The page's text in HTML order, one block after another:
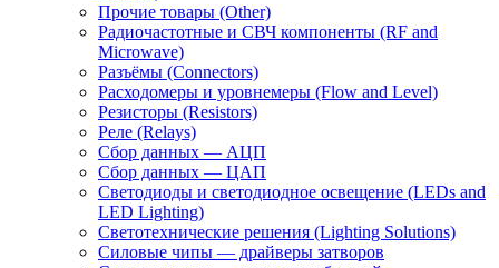
Прочие товары (Other)
Радиочастотные и СВЧ компоненты (RF and
Microwave)
Разъёмы (Connectors)
Расходомеры и уровнемеры (Flow and Level)
Резисторы (Resistors)
Реле (Relays)
Сбор данных — АЦП
Сбор данных — ЦАП
Светодиоды и светодиодное освещение (LEDs and
LED Lighting)
Светотехнические решения (Lighting Solutions)
Силовые чипы — драйверы затворов